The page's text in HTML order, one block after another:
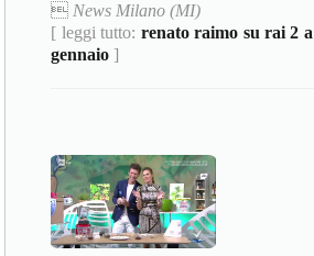
 News Milano (MI)
[ leggi tutto: renato raimo su rai 2
gennaio ]